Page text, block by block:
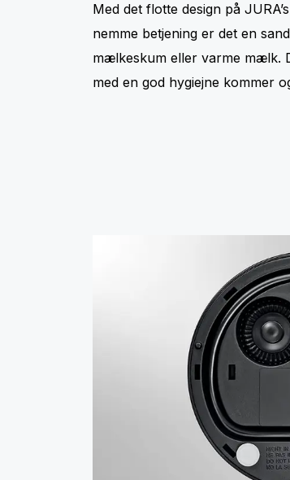
Med det flotte design på
nemme betjening er det en
mælkeskum eller varme mælk.
med en god hygiejne kommer